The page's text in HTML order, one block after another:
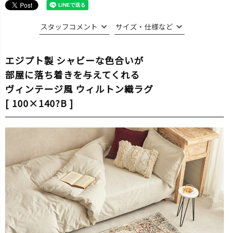
スタッフコメント サイズ・仕様など
エジプト製 シャビーな色合いが
部屋に落ち着きを与えてくれる
ヴィンテージ風 ウィルトン織ラグ
[ 100×140?B ]